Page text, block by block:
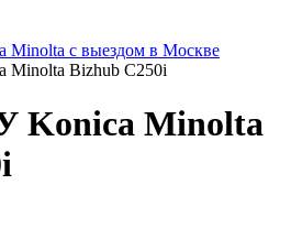
с выездом в Москве
Bizhub C250i
Konica Minolta